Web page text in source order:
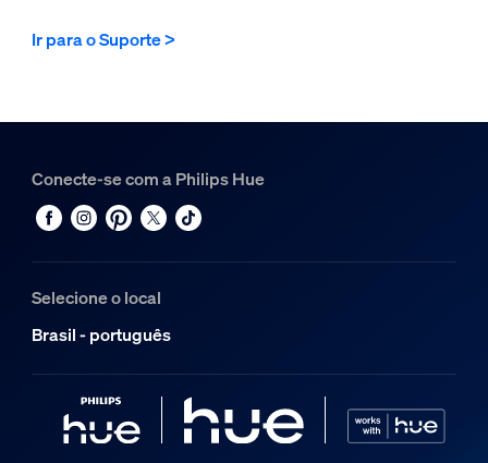
Ir para o Suporte >
Conecte-se com a Philips Hue
Selecione o local
Brasil - português